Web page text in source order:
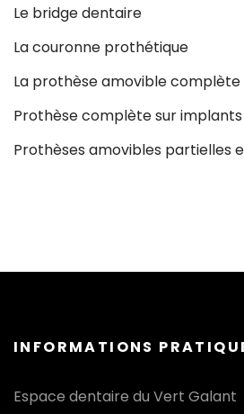
Le bridge dentaire
La couronne prothétique
La prothèse amovible complète
Prothèse complète sur implants
Prothèses amovibles partielles
INFORMATIONS
Espace dentaire du Vert Galant